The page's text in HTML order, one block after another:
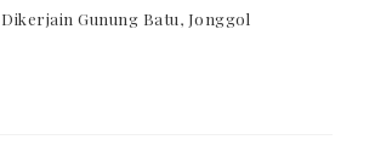
Dikerjain Gunung Batu, Jonggol